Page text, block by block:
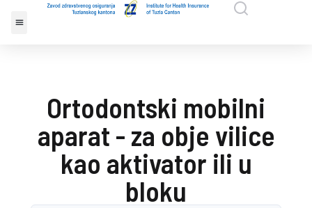
Ortodontski mobilni
aparat - za obje vilice
kao aktivator ili u
bloku